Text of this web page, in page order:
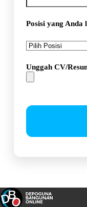
Posisi yang Anda
Unggah CV/